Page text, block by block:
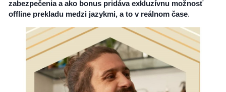
zabezpečenia a ako bonus pridáva exkluzívnu možnosť
offline prekladu medzi jazykmi, a to v reálnom čase.